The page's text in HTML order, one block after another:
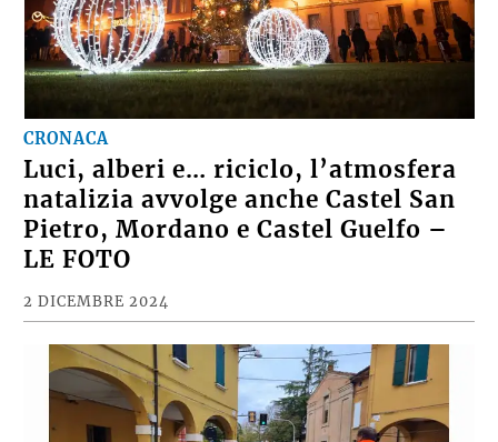
CRONACA
Luci, alberi e… riciclo, l’atmosfera
natalizia avvolge anche Castel San
Pietro, Mordano e Castel Guelfo –
LE FOTO
2 DICEMBRE 2024